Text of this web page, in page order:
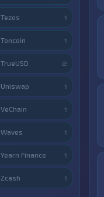
Tezos 1
Toncoin 1
TrueUSD 2
Uniswap 1
VeChain 1
Waves 1
Yearn Finance 1
Zcash 1